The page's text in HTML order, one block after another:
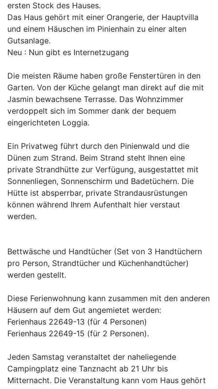
ersten Stock des Hauses.
Das Haus gehört mit einer Orangerie, der Hauptvilla
und einem Häuschen im Pinienhain zu einer alten
Gutsanlage.
Neu : Nun gibt es Internetzugang
Die meisten Räume haben große Fenstertüren in den
Garten. Von der Küche gelangt man direkt auf die mit
Jasmin bewachsene Terrasse. Das Wohnzimmer
verdoppelt sich im Sommer dank der bequem
eingerichteten Loggia.
Ein Privatweg führt durch den Pinienwald und die
Dünen zum Strand. Beim Strand steht Ihnen eine
private Strandhütte zur Verfügung, ausgestattet mit
Sonnenliegen, Sonnenschirm und Badetüchern. Die
Hütte ist absperrbar, private Strandausrüstungen
können während Ihrem Aufenthalt hier verstaut
werden.
Bettwäsche und Handtücher (Set von 3 Handtüchern
pro Person, Strandtücher und Küchenhandtücher)
werden gestellt.
Diese Ferienwohnung kann zusammen mit den anderen
Häusern auf dem Gut angemietet werden:
Ferienhaus 22649-13 (für 4 Personen)
Ferienhaus 22649-15 (für 2 Personen).
Jeden Samstag veranstaltet der naheliegende
Campingplatz eine Tanznacht ab 21 Uhr bis
Mitternacht. Die Veranstaltung kann vom Haus gehört